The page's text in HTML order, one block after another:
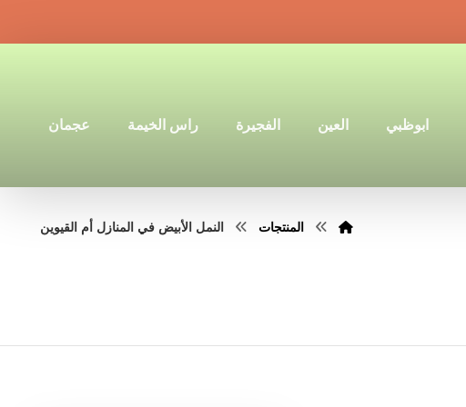
ابوظبي العين الفجيرة راس الخيمة عجمان
المنتجات النمل الأبيض في المنازل أم القيوين